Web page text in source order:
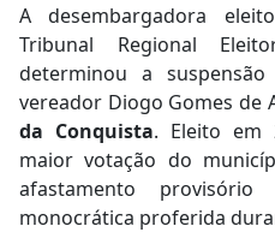
A desembargadora
Tribunal Regional
determinou a
vereador Diogo Gomes de
da Conquista. Eleito em
maior votação do
afastamento
monocrática proferida